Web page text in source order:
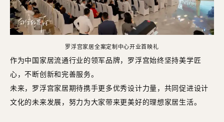
罗浮宫家居全案定制中心开业首映礼
作为中国家居流通行业的领军品牌，罗浮宫始终坚持美学匠
心，不断创新和完善服务。
未来，罗浮宫家居期待携手更多优秀设计力量，共同促进设计
文化的未来发展，努力为大家带来更美好的理想家居生活。